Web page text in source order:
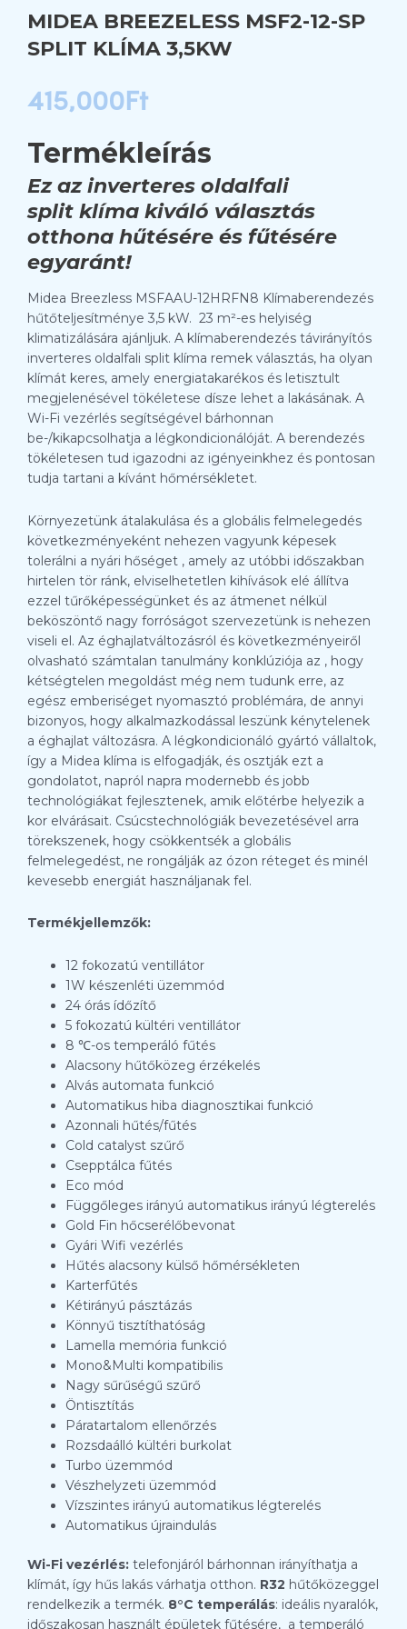
MIDEA BREEZELESS MSF2-12-SP
SPLIT KLÍMA 3,5KW
415,000Ft
Termékleírás
Ez az inverteres oldalfali
split klíma kiváló választás
otthona hűtésére és fűtésére
egyaránt!
Midea Breezless MSFAAU-12HRFN8 Klímaberendezés
hűtőteljesítménye 3,5 kW. 23 m²-es helyiség
klimatizálására ajánljuk. A klímaberendezés távirányítós
inverteres oldalfali split klíma remek választás, ha olyan
klímát keres, amely energiatakarékos és letisztult
megjelenésével tökéletese dísze lehet a lakásának. A
Wi-Fi vezérlés segítségével bárhonnan
be-/kikapcsolhatja a légkondicionálóját. A berendezés
tökéletesen tud igazodni az igényeinkhez és pontosan
tudja tartani a kívánt hőmérsékletet.
Környezetünk átalakulása és a globális felmelegedés
következményeként nehezen vagyunk képesek
tolerálni a nyári hőséget , amely az utóbbi időszakban
hirtelen tör ránk, elviselhetetlen kihívások elé állítva
ezzel tűrőképességünket és az átmenet nélkül
beköszöntő nagy forróságot szervezetünk is nehezen
viseli el. Az éghajlatváltozásról és következményeiről
olvasható számtalan tanulmány konklúziója az , hogy
kétségtelen megoldást még nem tudunk erre, az
egész emberiséget nyomasztó problémára, de annyi
bizonyos, hogy alkalmazkodással leszünk kénytelenek
a éghajlat változásra. A légkondicionáló gyártó vállaltok,
így a Midea klíma is elfogadják, és osztják ezt a
gondolatot, napról napra modernebb és jobb
technológiákat fejlesztenek, amik előtérbe helyezik a
kor elvárásait. Csúcstechnológiák bevezetésével arra
törekszenek, hogy csökkentsék a globális
felmelegedést, ne rongálják az ózon réteget és minél
kevesebb energiát használjanak fel.
Termékjellemzők:
12 fokozatú ventillátor
1W készenléti üzemmód
24 órás ídőzítő
5 fokozatú kültéri ventillátor
8 ℃-os temperáló fűtés
Alacsony hűtőközeg érzékelés
Alvás automata funkció
Automatikus hiba diagnosztikai funkció
Azonnali hűtés/fűtés
Cold catalyst szűrő
Csepptálca fűtés
Eco mód
Függőleges irányú automatikus irányú légterelés
Gold Fin hőcserélőbevonat
Gyári Wifi vezérlés
Hűtés alacsony külső hőmérsékleten
Karterfűtés
Kétirányú pásztázás
Könnyű tisztíthatóság
Lamella memória funkció
Mono&Multi kompatibilis
Nagy sűrűségű szűrő
Öntisztítás
Páratartalom ellenőrzés
Rozsdaálló kültéri burkolat
Turbo üzemmód
Vészhelyzeti üzemmód
Vízszintes irányú automatikus légterelés
Automatikus újraindulás
Wi-Fi vezérlés: telefonjáról bárhonnan irányíthatja a
klímát, így hűs lakás várhatja otthon. R32 hűtőközeggel
rendelkezik a termék. 8°C temperálás: ideális nyaralók,
időszakosan használt épületek fűtésére, a temperáló